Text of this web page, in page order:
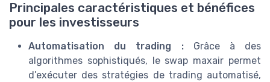
Principales caractéristiques et bénéfices
pour les investisseurs
Automatisation du trading :Grâce à des
algorithmes sophistiqués, le swap maxair permet
d’exécuter des stratégies de trading automatisé,